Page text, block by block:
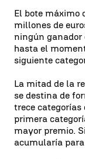
El bote máximo
millones de
ningún ganador
hasta el
siguiente
La mitad de la
se destina de
trece
primera
mayor premio.
acumularía